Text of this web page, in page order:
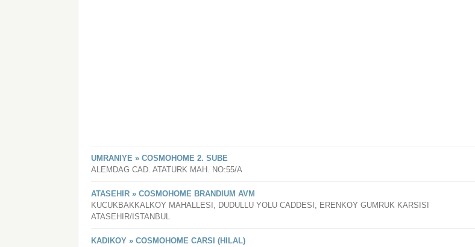
UMRANIYE » COSMOHOME 2. SUBE
ALEMDAG CAD. ATATURK MAH. NO:55/A
ATASEHIR » COSMOHOME BRANDIUM AVM
KUCUKBAKKALKOY MAHALLESI, DUDULLU YOLU CADDESI, ERENKOY GUMRUK KARSISI
ATASEHIR/ISTANBUL
KADIKOY » COSMOHOME CARSI (HILAL)